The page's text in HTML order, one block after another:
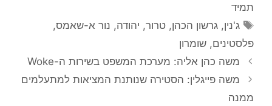
תמיד
תגיות
ג'נין,גרשון הכהן,טרור, יהודה, נור א-שאמס,
פלסטינים, שומרון
משה כהן אליה: מערכת המשפט בשירות ה-Woke
משה פייגלין: הסטירה שנותנת המציאות למתעלמים
ממנה